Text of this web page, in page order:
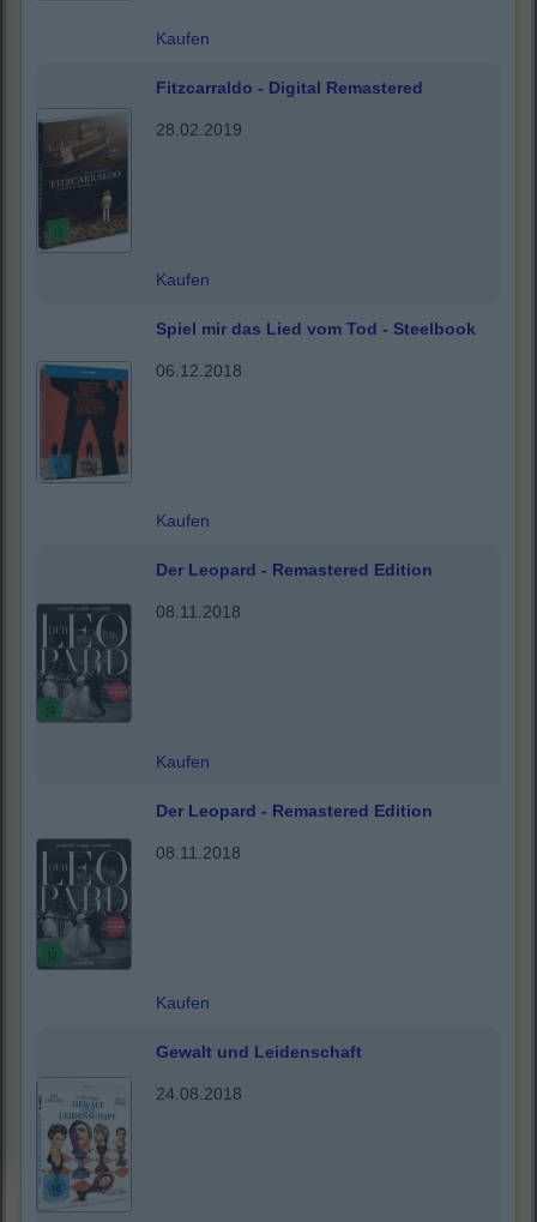
Kaufen
Fitzcarraldo - Digital Remastered
28.02.2019
Kaufen
Spiel mir das Lied vom Tod - Steelbook
06.12.2018
Kaufen
Der Leopard - Remastered Edition
08.11.2018
Kaufen
Der Leopard - Remastered Edition
08.11.2018
Kaufen
Gewalt und Leidenschaft
24.08.2018